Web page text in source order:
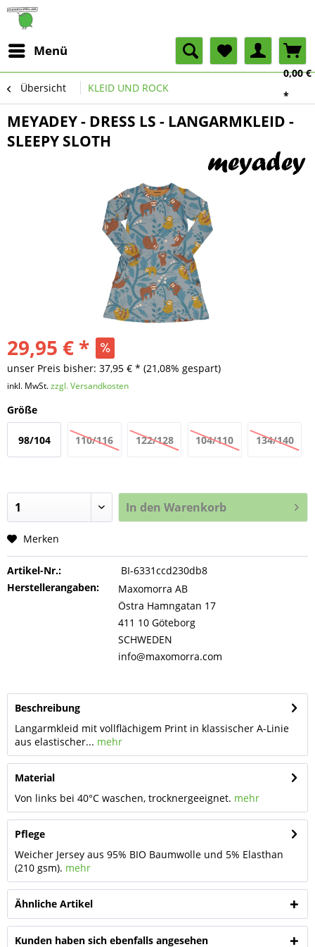
Menü
0,00 €
*
Übersicht KLEID UND ROCK
MEYADEY - DRESS LS - LANGARMKLEID -
SLEEPY SLOTH
29,95 € *
unser Preis bisher: 37,95 € * (21,08% gespart)
inkl. MwSt.zzgl. Versandkosten
Größe
98/104 110/116 122/128 104/110 134/140
In den Warenkorb
Merken
Artikel-Nr.:
BI-6331ccd230db8
Herstellerangaben:
Maxomorra AB
Östra Hamngatan 17
411 10 Göteborg
SCHWEDEN
info@maxomorra.com
Beschreibung
Langarmkleid mit vollflächigem Print in klassischer A-Linie
aus elastischer... mehr
Material
Von links bei 40°C waschen, trocknergeeignet. mehr
Pflege
Weicher Jersey aus 95% BIO Baumwolle und 5% Elasthan
(210 gsm). mehr
Ähnliche Artikel
Kunden haben sich ebenfalls angesehen